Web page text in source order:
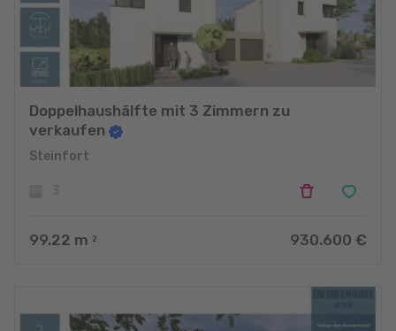
Doppelhaushälfte mit 3 Zimmern zu
verkaufen
Steinfort
99.22 m 2 930.600 €